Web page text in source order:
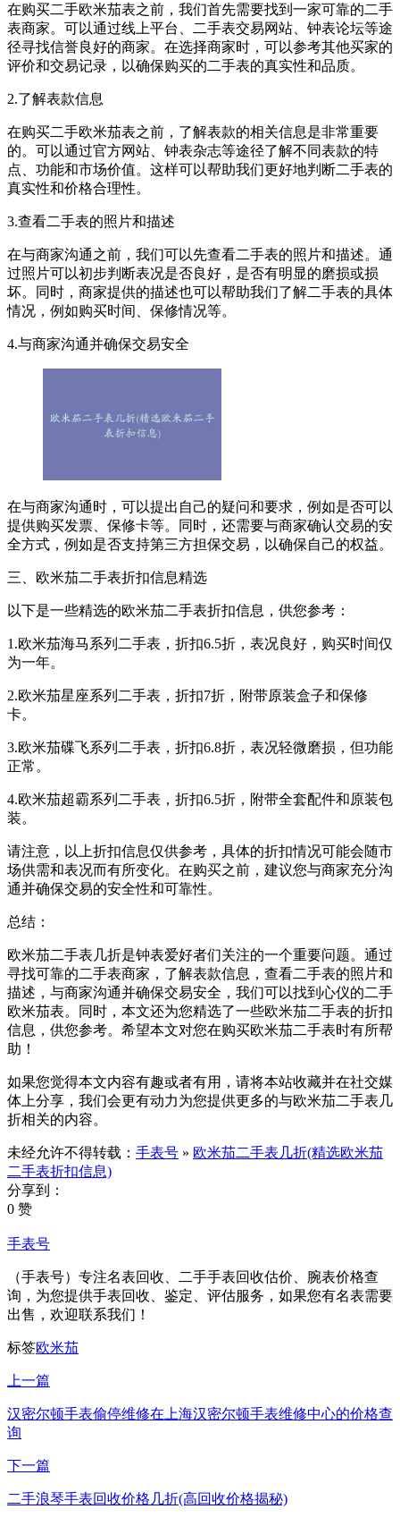
在购买二手欧米茄表之前，我们首先需要找到一家可靠的二手
表商家。可以通过线上平台、二手表交易网站、钟表论坛等途
径寻找信誉良好的商家。在选择商家时，可以参考其他买家的
评价和交易记录，以确保购买的二手表的真实性和品质。
2.了解表款信息
在购买二手欧米茄表之前，了解表款的相关信息是非常重要
的。可以通过官方网站、钟表杂志等途径了解不同表款的特
点、功能和市场价值。这样可以帮助我们更好地判断二手表的
真实性和价格合理性。
3.查看二手表的照片和描述
在与商家沟通之前，我们可以先查看二手表的照片和描述。通
过照片可以初步判断表况是否良好，是否有明显的磨损或损
坏。同时，商家提供的描述也可以帮助我们了解二手表的具体
情况，例如购买时间、保修情况等。
4.与商家沟通并确保交易安全
在与商家沟通时，可以提出自己的疑问和要求，例如是否可以
提供购买发票、保修卡等。同时，还需要与商家确认交易的安
全方式，例如是否支持第三方担保交易，以确保自己的权益。
三、欧米茄二手表折扣信息精选
以下是一些精选的欧米茄二手表折扣信息，供您参考：
1.欧米茄海马系列二手表，折扣6.5折，表况良好，购买时间仅
为一年。
2.欧米茄星座系列二手表，折扣7折，附带原装盒子和保修
卡。
3.欧米茄碟飞系列二手表，折扣6.8折，表况轻微磨损，但功能
正常。
4.欧米茄超霸系列二手表，折扣6.5折，附带全套配件和原装包
装。
请注意，以上折扣信息仅供参考，具体的折扣情况可能会随市
场供需和表况而有所变化。在购买之前，建议您与商家充分沟
通并确保交易的安全性和可靠性。
总结：
欧米茄二手表几折是钟表爱好者们关注的一个重要问题。通过
寻找可靠的二手表商家，了解表款信息，查看二手表的照片和
描述，与商家沟通并确保交易安全，我们可以找到心仪的二手
欧米茄表。同时，本文还为您精选了一些欧米茄二手表的折扣
信息，供您参考。希望本文对您在购买欧米茄二手表时有所帮
助！
如果您觉得本文内容有趣或者有用，请将本站收藏并在社交媒
体上分享，我们会更有动力为您提供更多的与欧米茄二手表几
折相关的内容。
未经允许不得转载： 手表号 » 欧米茄二手表几折(精选欧米茄
二手表折扣信息)
分享到：
0 赞
手表号
（手表号）专注名表回收、二手手表回收估价、腕表价格查
询，为您提供手表回收、鉴定、评估服务，如果您有名表需要
出售，欢迎联系我们！
标签欧米茄
上一篇
汉密尔顿手表偷停维修在上海汉密尔顿手表维修中心的价格查
询
下一篇
二手浪琴手表回收价格几折(高回收价格揭秘)